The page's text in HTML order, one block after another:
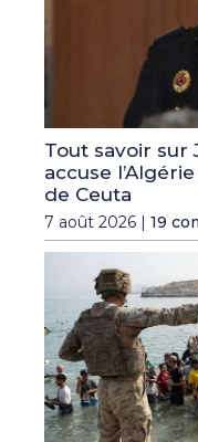
Tout savoir sur
accuse
de Ceuta
7 août 2026 | 19